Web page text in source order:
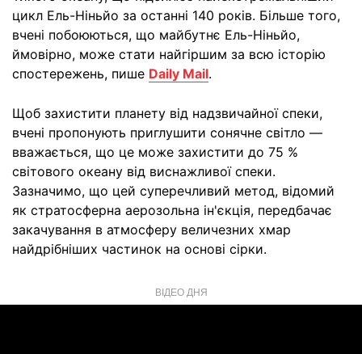
цикл Ель-Ніньйо за останні 140 років. Більше того,
вчені побоюються, що майбутнє Ель-Ніньйо,
ймовірно, може стати найгіршим за всю історію
спостережень, пише Daily Mail.
Щоб захистити планету від надзвичайної спеки,
вчені пропонують приглушити сонячне світло —
вважається, що це може захистити до 75 %
світового океану від виснажливої спеки.
Зазначимо, що цей суперечливий метод, відомий
як стратосферна аерозольна ін'єкція, передбачає
закачування в атмосферу величезних хмар
найдрібніших частинок на основі сірки.
ВІДЕО ДНЯ